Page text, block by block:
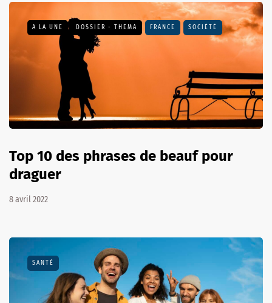
A LA UNE DOSSIER - THEMA FRANCE SOCIÉTÉ
Top 10 des phrases de beauf pour
draguer
8 avril 2022
SANTÉ